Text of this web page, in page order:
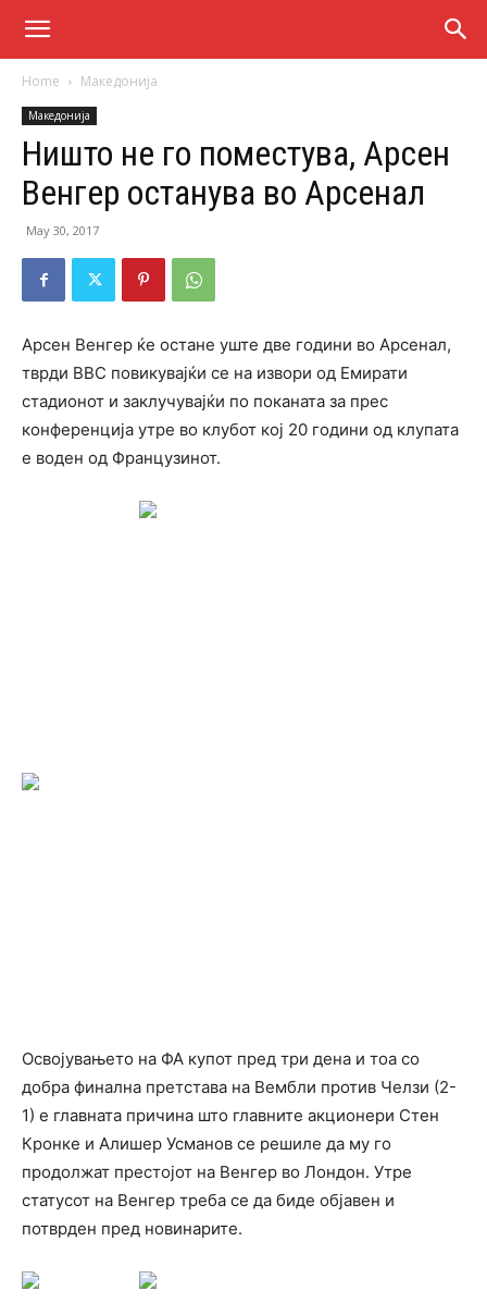
Home Македонија
Македонија
Ништо не го поместува, Арсен
Венгер останува во Арсенал
May 30, 2017
Арсен Венгер ќе остане уште две години во Арсенал,
тврди BBC повикувајќи се на извори од Емирати
стадионот и заклучувајќи по поканата за прес
конференција утре во клубот кој 20 години од клупата
е воден од Французинот.
Освојувањето на ФА купот пред три дена и тоа со
добра финална претстава на Вембли против Челзи (2-
1) е главната причина што главните акционери Стен
Кронке и Алишер Усманов се решиле да му го
продолжат престојот на Венгер во Лондон. Утре
статусот на Венгер треба се да биде објавен и
потврден пред новинарите.